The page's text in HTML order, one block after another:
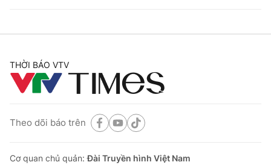
THỜI BÁO VTV
Theo dõi báo trên
Cơ quan chủ quản:Đài Truyền hình Việt Nam